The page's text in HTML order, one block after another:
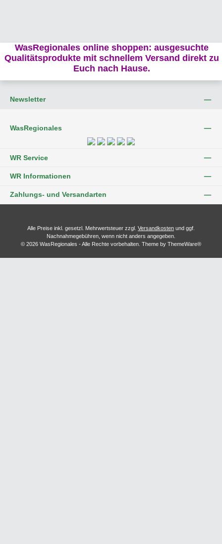
WasRegionales online shoppen: ausgesuchte
Qualitätsprodukte mit schnellem Versand direkt zu
Euch nach Hause.
Newsletter
WasRegionales
WR Service
WR Informationen
Zahlungs- und Versandarten
Alle Preise inkl. gesetzl. Mehrwertsteuer zzgl. Versandkosten und ggf.
Nachnahmegebühren, wenn nicht anders angegeben.
© 2026 WasRegionales - Alle Rechte vorbehalten. Theme by ThemeWare®